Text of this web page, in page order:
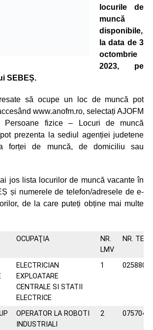
locurile de
muncă
disponibile,
la data de 3
octombrie
2023, pe
SEBEȘ.
să ocupe un loc de muncă pot
www.anofm.ro, selectați AJOFM
Persoane fizice – Locuri de muncă
prezenta la sediul agenției judetene
forței de muncă, de domiciliu sau
jos lista locurilor de muncă vacante în
și numerele de telefon/adresele de e-
de la care puteți obține mai multe
OCUPAŢIA
NR.
LMV
NR.
ELECTRICIAN
EXPLOATARE
CENTRALE SI STATII
ELECTRICE
1
OPERATOR LA ROBOTI
INDUSTRIALI
2